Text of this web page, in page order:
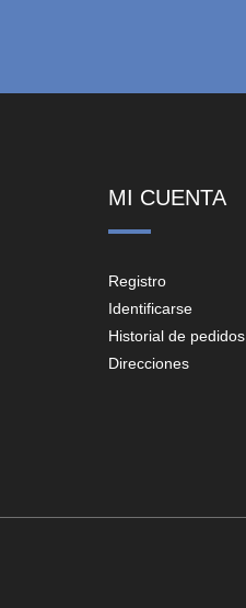
MI CUENTA
Registro
Identificarse
Historial de pedidos
Direcciones